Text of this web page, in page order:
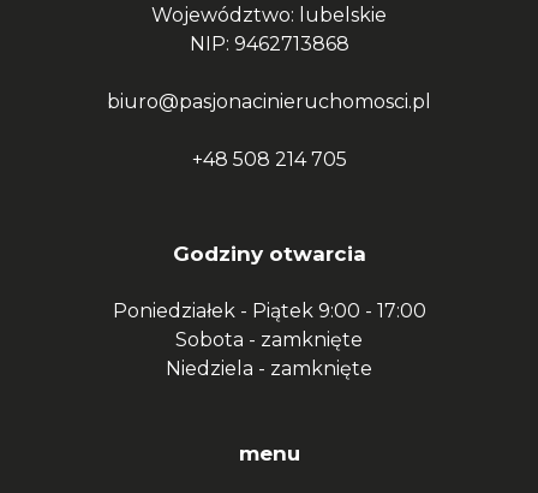
Województwo: lubelskie
NIP: 9462713868
biuro@pasjonacinieruchomosci.pl
+48 508 214 705
Godziny otwarcia
Poniedziałek - Piątek9:00 - 17:00
Sobota - zamknięte
Niedziela - zamknięte
menu